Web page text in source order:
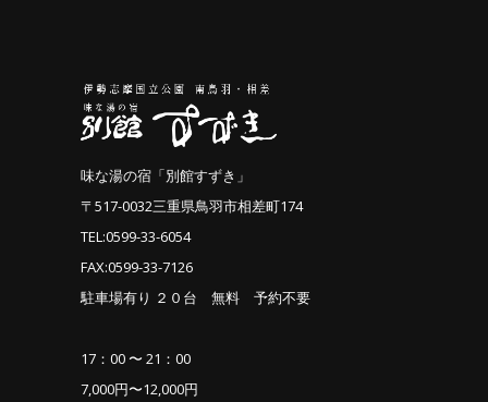
味な湯の宿「別館すずき」
〒517-0032三重県鳥羽市相差町174
TEL:0599-33-6054
FAX:0599-33-7126
駐車場有り ２０台 無料 予約不要
17：00 〜 21：00
7,000円〜12,000円